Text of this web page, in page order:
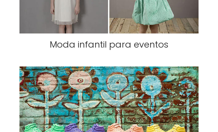
Moda infantil para eventos